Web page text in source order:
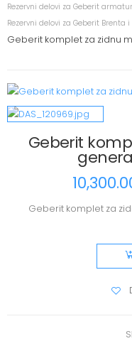
Rezervni delovi za Geberit
Rezervni delovi za Geberit
Geberit komplet za zidnu
Geberit
Geberit komplet za